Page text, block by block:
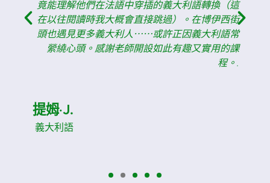
竟能理解他們在法語中穿插的義大利語轉換（這
在以往閱讀時我大概會直接跳過）。在博伊西街
頭也遇見更多義大利人⋯⋯或許正因義大利語常
縈繞心頭。感謝老師開設如此有趣又實用的課
程。.
提姆·J.
義大利語